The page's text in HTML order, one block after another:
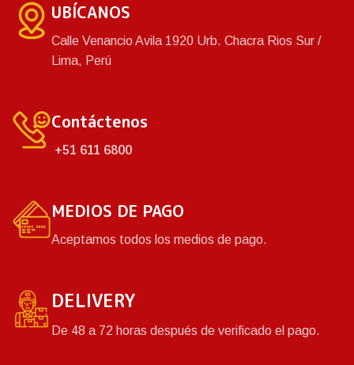
tranquilamente mientras
juegan juntos.
UBÍCANOS
Calle Venancio Avila 1920 Urb. Chacra Rios Sur /
Lima, Perú
Contáctenos
+51 611 6800
MEDIOS DE PAGO
Aceptamos todos los medios de pago.
DELIVERY
De 48 a 72 horas después de verificado el pago.